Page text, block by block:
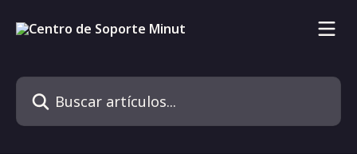
Buscar artículos...